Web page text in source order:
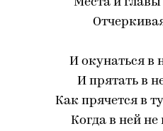
И окунаться в
И прятать в
Как прячется в
Когда в ней не